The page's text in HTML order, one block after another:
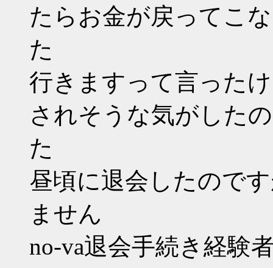
たらお金が戻ってこ
た
行きますって言った
されそうな気がした
た
昼頃に退会したので
ません
no-va退会手続き経験